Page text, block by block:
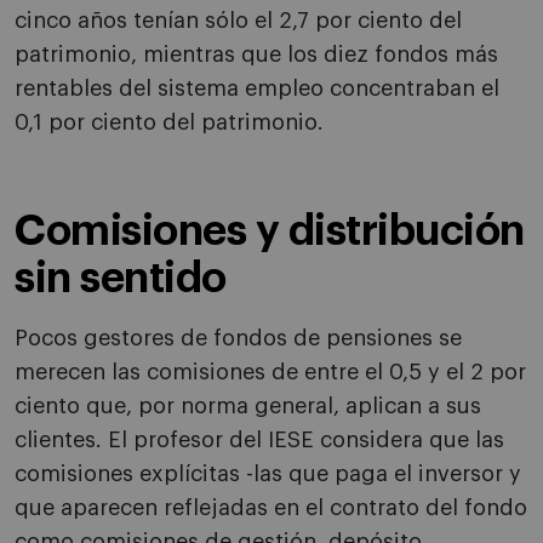
cinco años tenían sólo el 2,7 por ciento del
patrimonio, mientras que los diez fondos más
rentables del sistema empleo concentraban el
0,1 por ciento del patrimonio.
Comisiones y distribución
sin sentido
Pocos gestores de fondos de pensiones se
merecen las comisiones de entre el 0,5 y el 2 por
ciento que, por norma general, aplican a sus
clientes. El profesor del IESE considera que las
comisiones explícitas -las que paga el inversor y
que aparecen reflejadas en el contrato del fondo